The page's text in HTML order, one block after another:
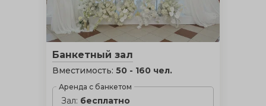
Банкетный зал
Вместимость: 50 - 160 чел.
Аренда с банкетом
Зал: бесплатно